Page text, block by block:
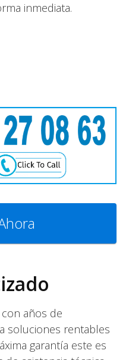
inmediata.
años de
soluciones rentables
garantía este es